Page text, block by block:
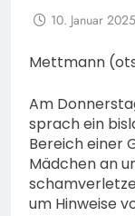
10. Januar 2025
Mettmann
Am
sprach ein
Bereich einer
Mädchen an
um Hinweise